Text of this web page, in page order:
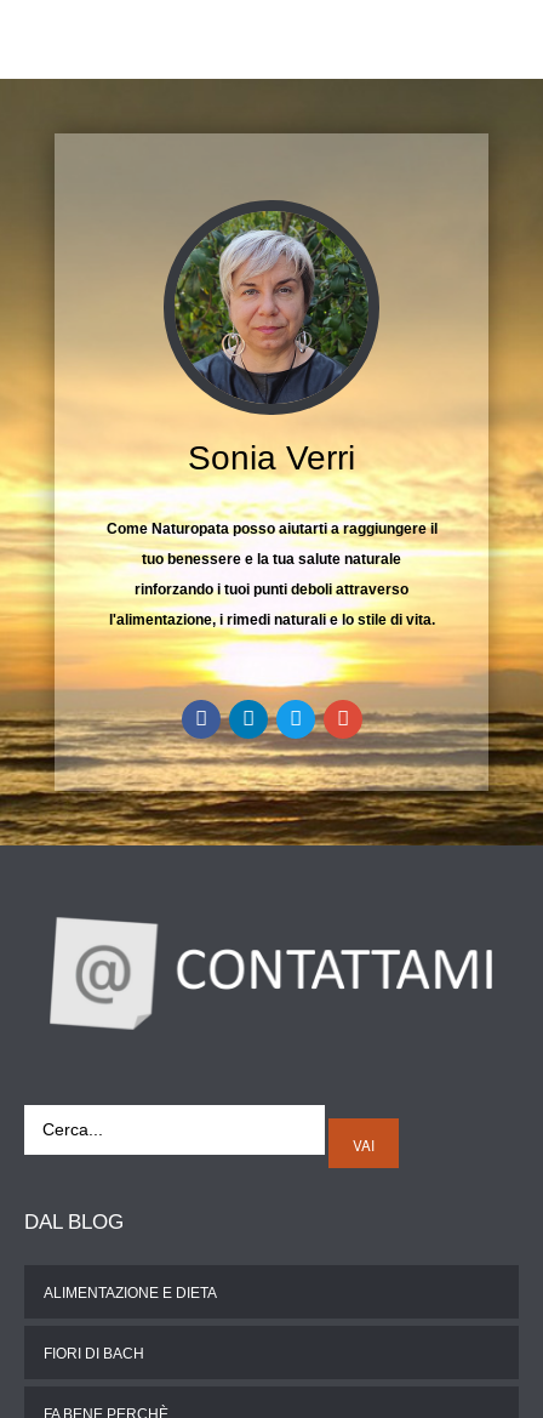
Sonia Verri
Come Naturopata posso aiutarti a raggiungere il
tuo benessere e la tua salute naturale
rinforzando i tuoi punti deboli attraverso
l'alimentazione, i rimedi naturali e lo stile di vita.
VAI
DAL BLOG
ALIMENTAZIONE E DIETA
FIORI DI BACH
FA BENE PERCHÈ